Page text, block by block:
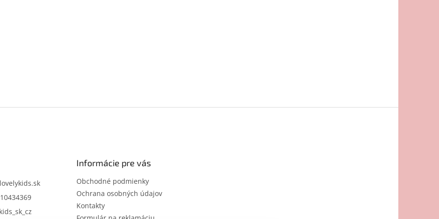
lovelykids.sk
Informácie pre vás
Obchodné podmienky
Ochrana osobných údajov
Kontakty